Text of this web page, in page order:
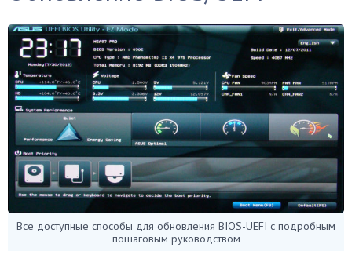
Все доступные способы для обновления BIOS-UEFI с подробным
пошаговым руководством